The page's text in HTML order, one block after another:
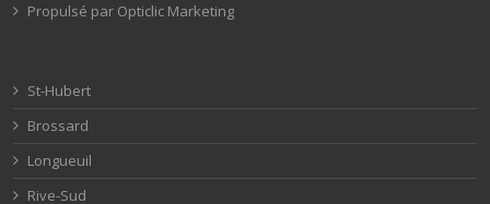
Propulsé par Opticlic Marketing
St-Hubert
Brossard
Longueuil
Rive-Sud